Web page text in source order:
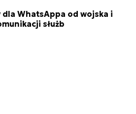
WhatsAppa od wojska i
służb